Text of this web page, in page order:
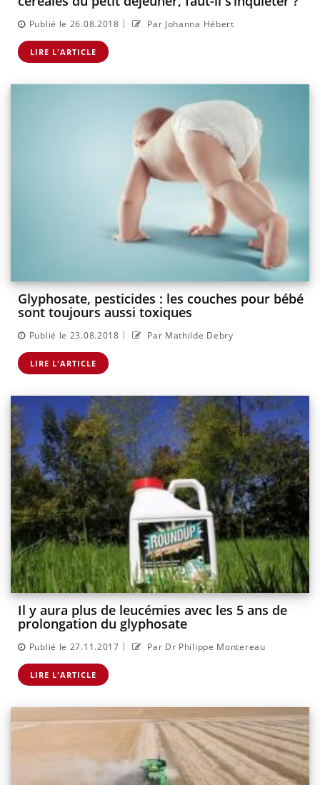
Publié le 26.08.2018 | Par Johanna Hébert
LIRE L'ARTICLE
Glyphosate, pesticides : les couches pour bébé
sont toujours aussi toxiques
Publié le 23.08.2018 | Par Mathilde Debry
LIRE L'ARTICLE
Il y aura plus de leucémies avec les 5 ans de
prolongation du glyphosate
Publié le 27.11.2017 | Par Dr Philippe Montereau
LIRE L'ARTICLE